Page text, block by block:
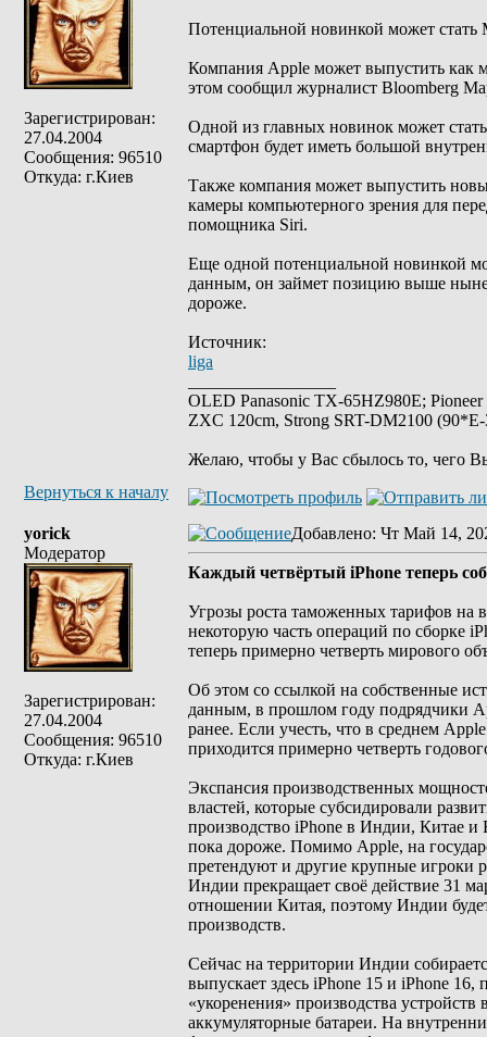
Зарегистрирован:
27.04.2004
Сообщения: 96510
Откуда: г.Киев
Потенциальной новинкой может
Компания Apple может выпустить как
этом сообщил журналист Bloomberg
Одной из главных новинок может
смартфон будет иметь большой
Также компания может выпустить
камеры компьютерного зрения для
помощника Siri.
Еще одной потенциальной новинкой
данным, он займет позицию выше
дороже.
Источник:
liga
OLED Panasonic TX-65HZ980E;
ZXC 120cm, Strong SRT-DM2100
Желаю, чтобы у Вас сбылось то, чего
Вернуться к началу
yorick
Модератор
Зарегистрирован:
27.04.2004
Сообщения: 96510
Откуда: г.Киев
Добавлено: Чт Май 14,
Каждый четвёртый iPhone теперь
Угрозы роста таможенных тарифов на
некоторую часть операций по сборке
теперь примерно четверть мирового
Об этом со ссылкой на собственные
данным, в прошлом году подрядчики
ранее. Если учесть, что в среднем
приходится примерно четверть
Экспансия производственных
властей, которые субсидировали
производство iPhone в Индии, Китае и
пока дороже. Помимо Apple, на
претендуют и другие крупные игроки
Индии прекращает своё действие 31
отношении Китая, поэтому Индии
производств.
Сейчас на территории Индии
выпускает здесь iPhone 15 и iPhone
«укоренения» производства
аккумуляторные батареи. На